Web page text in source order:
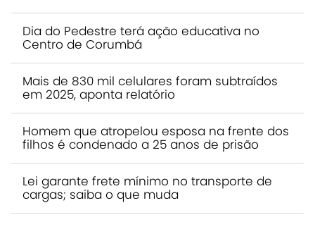
Dia do Pedestre terá ação educativa no
Centro de Corumbá
Mais de 830 mil celulares foram subtraídos
em 2025, aponta relatório
Homem que atropelou esposa na frente dos
filhos é condenado a 25 anos de prisão
Lei garante frete mínimo no transporte de
cargas; saiba o que muda